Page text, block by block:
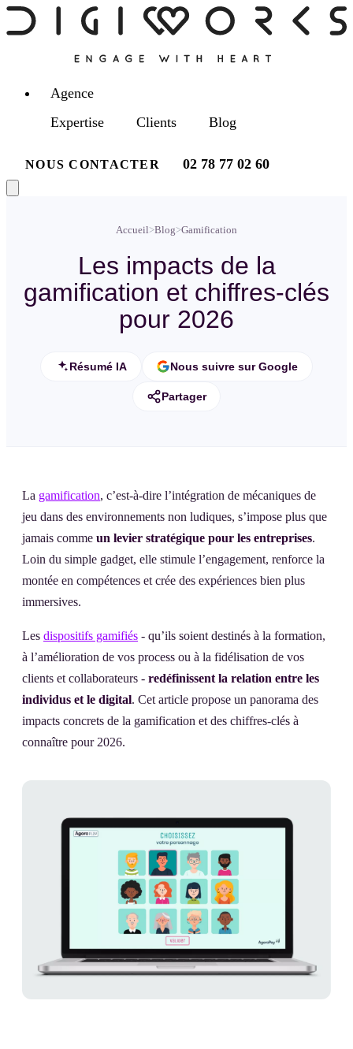
Agence
Expertise
Clients Blog
NOUS CONTACTER 02 78 77 02 60
Accueil>Blog>Gamification
Les impacts de la
gamification et chiffres-clés
pour 2026
Résumé IA Nous suivre sur Google
Partager
La gamification, c’est-à-dire l’intégration de mécaniques de
jeu dans des environnements non ludiques, s’impose plus que
jamais comme un levier stratégique pour les entreprises.
Loin du simple gadget, elle stimule l’engagement, renforce la
montée en compétences et crée des expériences bien plus
immersives.
Les dispositifs gamifiés - qu’ils soient destinés à la formation,
à l’amélioration de vos process ou à la fidélisation de vos
clients et collaborateurs - redéfinissent la relation entre les
individus et le digital. Cet article propose un panorama des
impacts concrets de la gamification et des chiffres-clés à
connaître pour 2026.